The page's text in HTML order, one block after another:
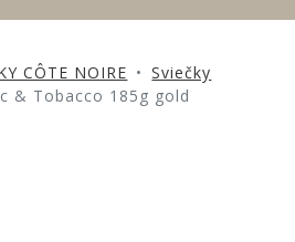
CÔTE NOIRE
Sviečky
& Tobacco 185g gold